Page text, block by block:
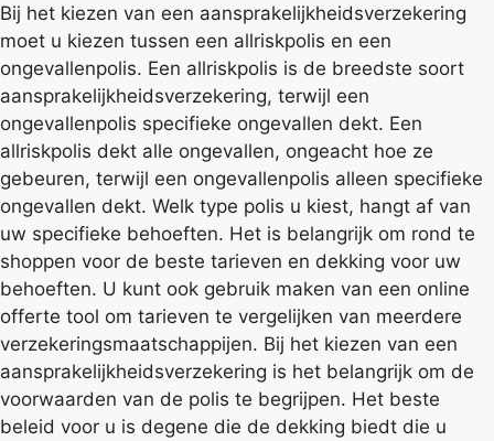
Bij het kiezen van een aansprakelijkheidsverzekering
moet u kiezen tussen een allriskpolis en een
ongevallenpolis. Een allriskpolis is de breedste soort
aansprakelijkheidsverzekering, terwijl een
ongevallenpolis specifieke ongevallen dekt. Een
allriskpolis dekt alle ongevallen, ongeacht hoe ze
gebeuren, terwijl een ongevallenpolis alleen specifieke
ongevallen dekt. Welk type polis u kiest, hangt af van
uw specifieke behoeften. Het is belangrijk om rond te
shoppen voor de beste tarieven en dekking voor uw
behoeften. U kunt ook gebruik maken van een online
offerte tool om tarieven te vergelijken van meerdere
verzekeringsmaatschappijen. Bij het kiezen van een
aansprakelijkheidsverzekering is het belangrijk om de
voorwaarden van de polis te begrijpen. Het beste
beleid voor u is degene die de dekking biedt die u